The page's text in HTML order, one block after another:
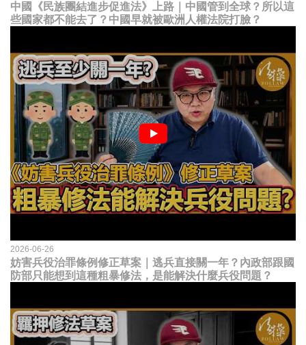
中國《民族團結進步促進法》上路｜中國管到全球？所以這
些國家都不能去了？中國早就被歐洲人權法院打臉？
2026-06-26
妨害兵役治罪條例修正草案｜逃兵直接關一年？內政部跟國
防部只能想到這種粗暴修法，是能解決什麼兵役問題？